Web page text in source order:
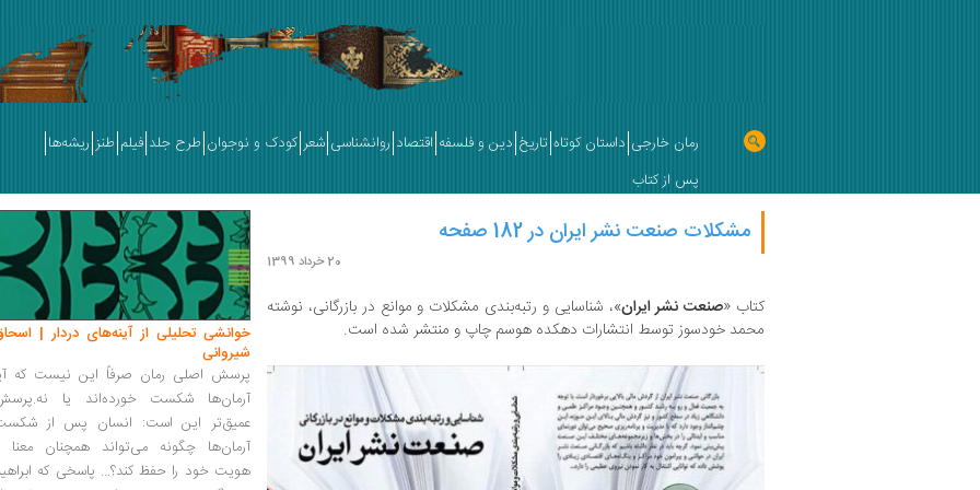
رمان خارجی داستان کوتاه تاریخ دین و فلسفه اقتصاد روانشناسی شعر کودک و نوجوان طرح جلد فیلم طنز ریشه‌ها
پس از کتاب
مشکلات صنعت نشر ایران در 182 صفحه
20 خرداد 1399
کتاب «صنعت نشر ایران»، شناسایی و رتبه‌بندی مشکلات و موانع در بازرگانی، نوشته
محمد خودسوز توسط انتشارات دهکده هوسم چاپ و منتشر شده است.
خوانشی تحلیلی از آینه‌های دردار |
شیروانی
پرسش اصلی رمان صرفاً این نیست که
آرمان‌ها شکست خورده‌اند یا
عمیق‌تر این است: انسان پس از
آرمان‌ها چگونه می‌تواند همچنان معنا
هویت خود را حفظ کند؟... پاسخی که